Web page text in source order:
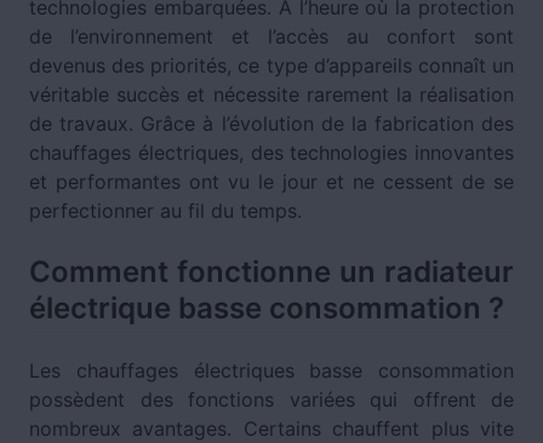
technologies embarquées. À l’heure où la protection
de l’environnement et l’accès au confort sont
devenus des priorités, ce type d’appareils connaît un
véritable succès et nécessite rarement la réalisation
de travaux. Grâce à l’évolution de la fabrication des
chauffages électriques, des technologies innovantes
et performantes ont vu le jour et ne cessent de se
perfectionner au fil du temps.
Comment fonctionne un radiateur
électrique basse consommation ?
Les chauffages électriques basse consommation
possèdent des fonctions variées qui offrent de
nombreux avantages. Certains chauffent plus vite